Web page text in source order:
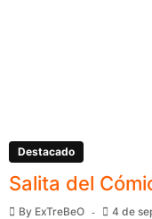
Destacado
Salita del
By ExTreBeO 4 de